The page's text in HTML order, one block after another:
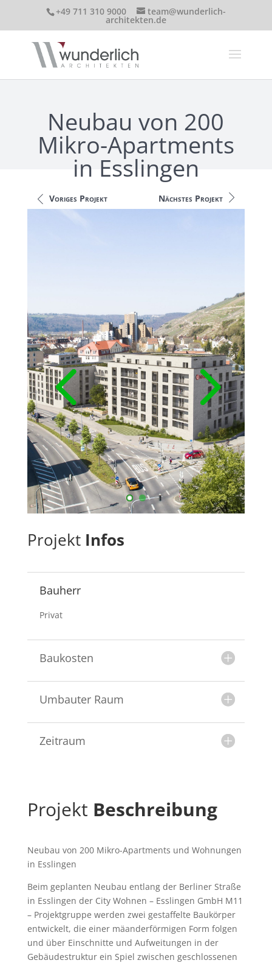
+49 711 310 9000 team@wunderlich-
architekten.de
Neubau von 200
Mikro-Apartments
in Esslingen
Voriges Projekt Nächstes Projekt
Projekt Infos
Bauherr
Privat
Baukosten
Umbauter Raum
Zeitraum
Projekt Beschreibung
Neubau von 200 Mikro-Apartments und Wohnungen
in Esslingen
Beim geplanten Neubau entlang der Berliner Straße
in Esslingen der City Wohnen – Esslingen GmbH M11
– Projektgruppe werden zwei gestaffelte Baukörper
entwickelt, die einer mäanderförmigen Form folgen
und über Einschnitte und Aufweitungen in der
Gebäudestruktur ein Spiel zwischen geschlossenen